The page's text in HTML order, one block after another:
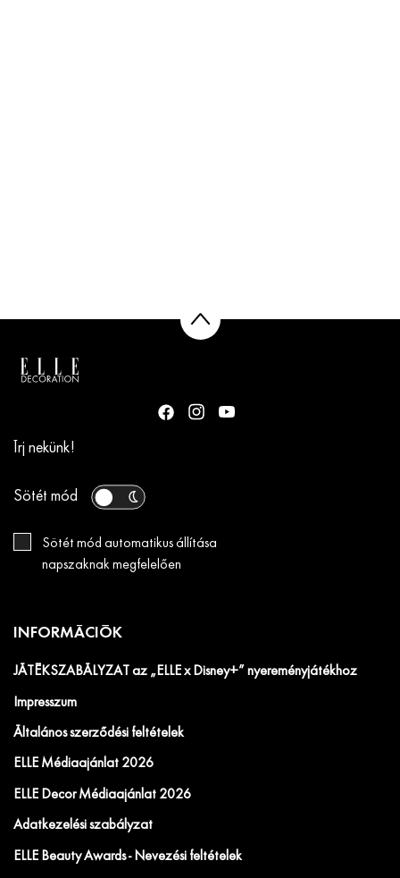
Írj nekünk!
Sötét mód
Sötét mód automatikus állítása
napszaknak megfelelően
INFORMÁCIÓK
JÁTÉKSZABÁLYZAT az „ELLE x Disney+” nyereményjátékhoz
Impresszum
Általános szerződési feltételek
ELLE Médiaajánlat 2026
ELLE Decor Médiaajánlat 2026
Adatkezelési szabályzat
ELLE Beauty Awards - Nevezési feltételek